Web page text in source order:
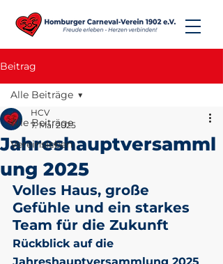
Beitrag
Alle Beiträge
Vereinsleben
Alle Beiträge
Jahreshauptversamml
ung 2025
HCV
7. Mai 2025
Volles Haus, große
Gefühle und ein starkes
Team für die Zukunft
Rückblick auf die